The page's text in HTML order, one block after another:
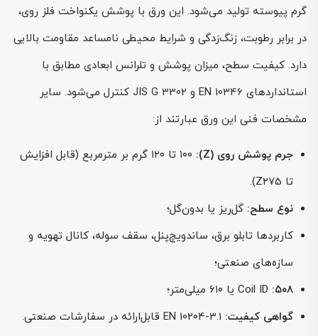
گرم پیوسته تولید می‌شود. این ورق با پوشش یکنواخت فلز روی،
در برابر رطوبت، زنگ‌زدگی و شرایط محیطی نامساعد مقاومت بالایی
دارد. کیفیت سطح، میزان پوشش و تلرانس ابعادی مطابق با
استانداردهای EN 10346 و JIS G 3302 کنترل می‌شود. سایر
مشخصات فنی این ورق عبارتند از:
جرم پوشش روی (Z):
۱۰۰ تا ۱۲۰ گرم بر مترمربع (قابل افزایش
تا Z275).
نوع سطح: گل‌ریز یا بدون‌گل؛
کاربردها تابلو برق، ساندویچ‌پنل، سقف سوله، کانال تهویه و
سازه‌های صنعتی؛
Coil ID :۵۰۸
یا ۶۱۰ میلی‌متر؛
گواهی کیفیت: